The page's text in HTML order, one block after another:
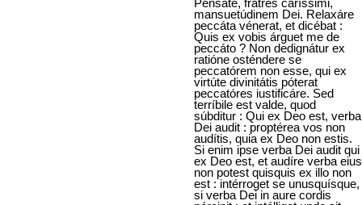
Pensáte, fratres caríssimi,
mansuetúdinem Dei. Relaxáre
peccáta vénerat, et dicébat :
Quis ex vobis árguet me de
peccáto ? Non dedignátur ex
ratióne osténdere se
peccatórem non esse, qui ex
virtúte divinitátis póterat
peccatóres iustificáre. Sed
terríbile est valde, quod
súbditur : Qui ex Deo est, verba
Dei audit : proptérea vos non
audítis, quia ex Deo non estis.
Si enim ipse verba Dei audit qui
ex Deo est, et audíre verba eius
non potest quisquis ex illo non
est : intérroget se unusquísque,
si verba Dei in aure cordis